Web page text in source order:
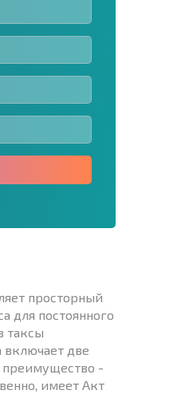
просторный
для постоянного
таксы
две
преимущество -
имеет Акт